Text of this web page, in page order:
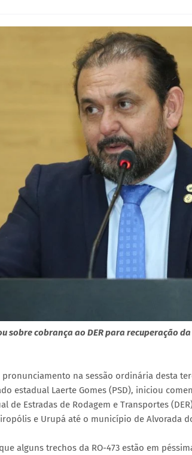
sobre cobrança ao DER para recuperação
pronunciamento na sessão ordinária desta
estadual Laerte Gomes (PSD), iniciou
de Estradas de Rodagem e Transportes
e Urupá até o município de Alvorada
alguns trechos da RO-473 estão em